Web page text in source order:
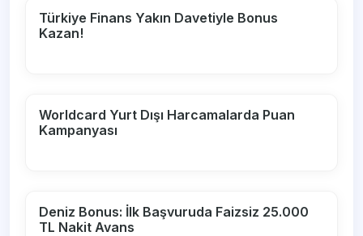
Türkiye Finans Yakın Davetiyle Bonus
Kazan!
Worldcard Yurt Dışı Harcamalarda Puan
Kampanyası
Deniz Bonus: İlk Başvuruda Faizsiz 25.000
TL Nakit Avans